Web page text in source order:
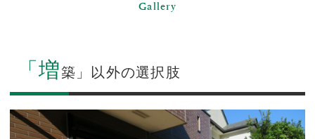
Gallery
「増築」以外の選択肢